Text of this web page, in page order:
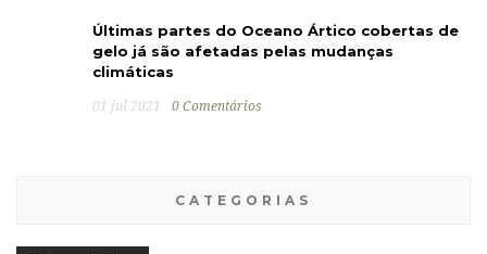
Últimas partes do Oceano Ártico cobertas de
gelo já são afetadas pelas mudanças
climáticas
01 jul 2021 0 Comentários
CATEGORIAS